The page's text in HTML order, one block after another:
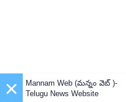
×
Mannam Web (మన్నం వెబ్ )-
Telugu News Website